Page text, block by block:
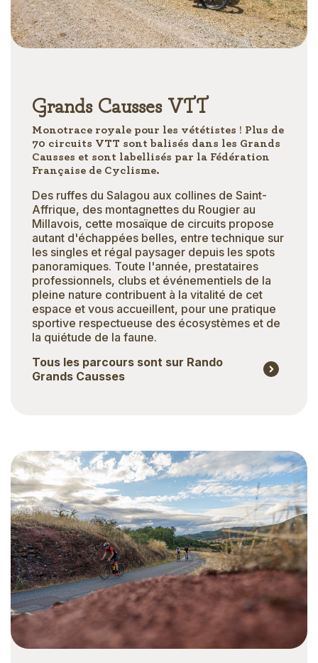
Grands Causses VTT
Monotrace royale pour les vététistes ! Plus de
70 circuits VTT sont balisés dans les Grands
Causses et sont labellisés par la Fédération
Française de Cyclisme.
Des ruffes du Salagou aux collines de Saint-
Affrique, des montagnettes du Rougier au
Millavois, cette mosaïque de circuits propose
autant d'échappées belles, entre technique sur
les singles et régal paysager depuis les spots
panoramiques. Toute l'année, prestataires
professionnels, clubs et événementiels de la
pleine nature contribuent à la vitalité de cet
espace et vous accueillent, pour une pratique
sportive respectueuse des écosystèmes et de
la quiétude de la faune.
Tous les parcours sont sur Rando
Grands Causses